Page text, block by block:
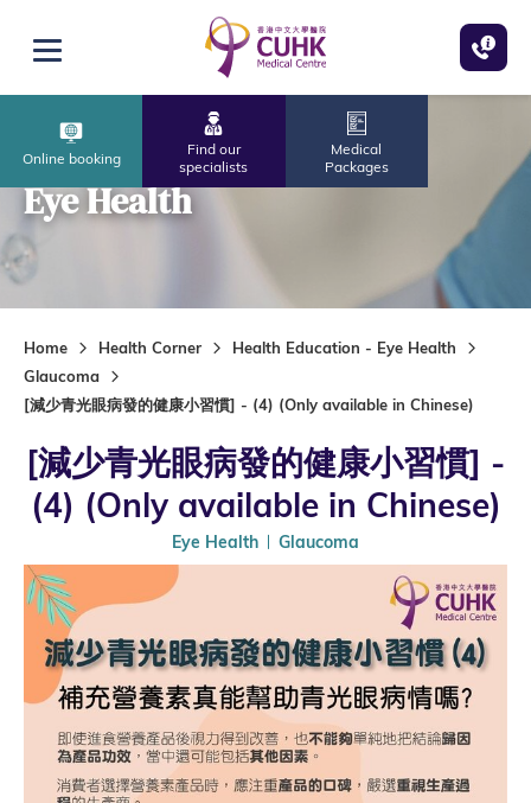
Open menu
Online booking
Find our
specialists
Medical
Packages
Eye Health
Home Health Corner
Health Education - Eye Health
Glaucoma
[減少青光眼病發的健康小習慣] - (4) (Only available in Chinese)
[減少青光眼病發的健康小習慣] -
(4) (Only available in Chinese)
Eye Health Glaucoma